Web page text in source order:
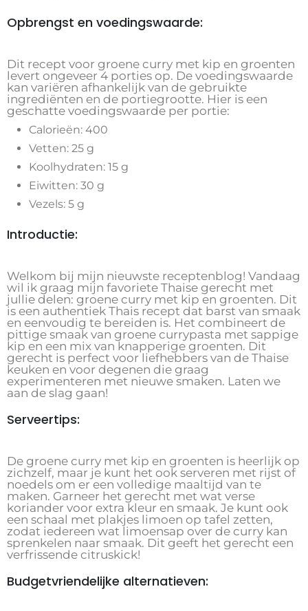
Opbrengst en voedingswaarde:
Dit recept voor groene curry met kip en groenten
levert ongeveer 4 porties op. De voedingswaarde
kan variëren afhankelijk van de gebruikte
ingrediënten en de portiegrootte. Hier is een
geschatte voedingswaarde per portie:
Calorieën: 400
Vetten: 25 g
Koolhydraten: 15 g
Eiwitten: 30 g
Vezels: 5 g
Introductie:
Welkom bij mijn nieuwste receptenblog! Vandaag
wil ik graag mijn favoriete Thaise gerecht met
jullie delen: groene curry met kip en groenten. Dit
is een authentiek Thais recept dat barst van smaak
en eenvoudig te bereiden is. Het combineert de
pittige smaak van groene currypasta met sappige
kip en een mix van knapperige groenten. Dit
gerecht is perfect voor liefhebbers van de Thaise
keuken en voor degenen die graag
experimenteren met nieuwe smaken. Laten we
aan de slag gaan!
Serveertips:
De groene curry met kip en groenten is heerlijk op
zichzelf, maar je kunt het ook serveren met rijst of
noedels om er een volledige maaltijd van te
maken. Garneer het gerecht met wat verse
koriander voor extra kleur en smaak. Je kunt ook
een schaal met plakjes limoen op tafel zetten,
zodat iedereen wat limoensap over de curry kan
sprenkelen naar smaak. Dit geeft het gerecht een
verfrissende citruskick!
Budgetvriendelijke alternatieven: